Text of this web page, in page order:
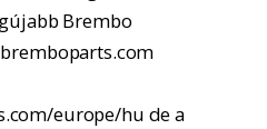
Brembo
europe/hu de a